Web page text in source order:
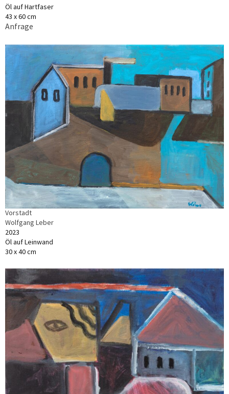
Öl auf Hartfaser
43 x 60 cm
Anfrage
Vorstadt
Wolfgang Leber
2023
Öl auf Leinwand
30 x 40 cm